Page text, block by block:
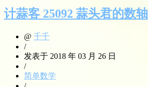
计蒜客 25092 蒜头君的数轴
@ 千千
/
发表于 2018 年 03 月 26 日
/
简单数学